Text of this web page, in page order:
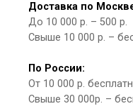
Доставка по
До 10 000 р. – 500 р.
Свыше 10 000 р. –
По России:
От 10 000 р.
Свыше 30 000р. –